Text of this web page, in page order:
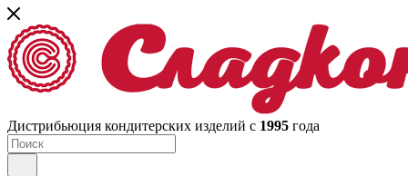
Дистрибьюция кондитерских изделий с 1995 года